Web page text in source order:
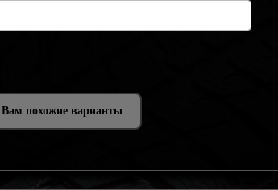
похожие варианты